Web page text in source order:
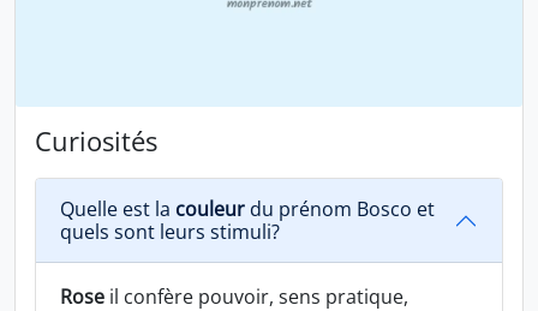
Curiosités
Quelle est la couleur du prénom Bosco et
quels sont leurs stimuli?
Rose il confère pouvoir, sens pratique,